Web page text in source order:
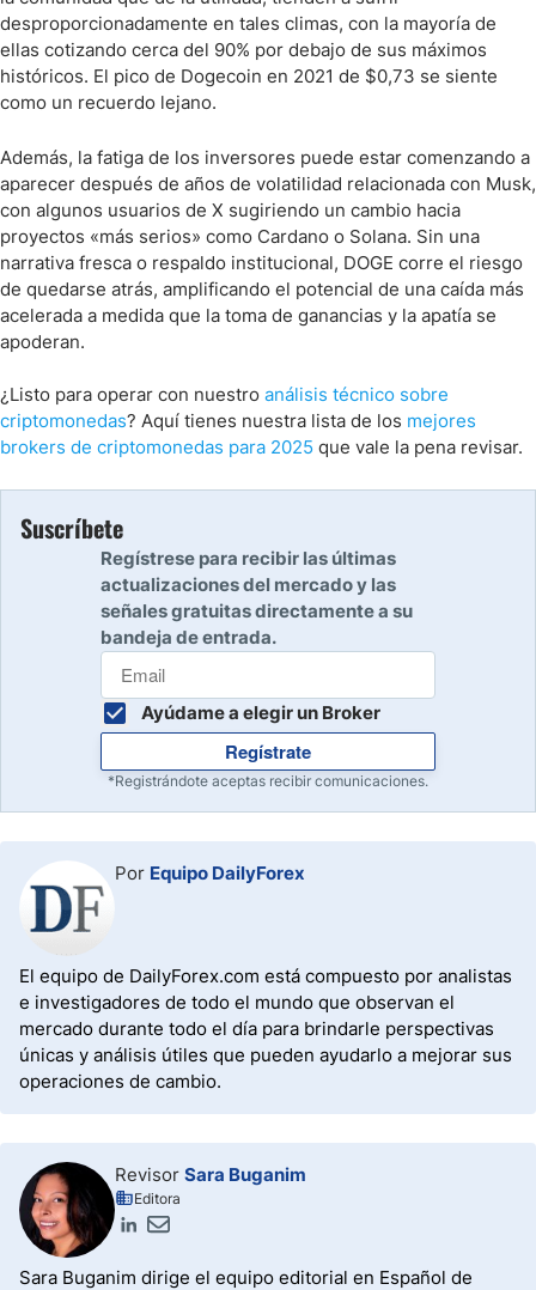
desproporcionadamente en tales climas, con la mayoría de
ellas cotizando cerca del 90% por debajo de sus máximos
históricos. El pico de Dogecoin en 2021 de $0,73 se siente
como un recuerdo lejano.
Además, la fatiga de los inversores puede estar comenzando a
aparecer después de años de volatilidad relacionada con Musk,
con algunos usuarios de X sugiriendo un cambio hacia
proyectos «más serios» como Cardano o Solana. Sin una
narrativa fresca o respaldo institucional, DOGE corre el riesgo
de quedarse atrás, amplificando el potencial de una caída más
acelerada a medida que la toma de ganancias y la apatía se
apoderan.
¿Listo para operar con nuestro análisis técnico sobre
criptomonedas? Aquí tienes nuestra lista de los mejores
brokers de criptomonedas para 2025 que vale la pena revisar.
Suscríbete
Regístrese para recibir las últimas
actualizaciones del mercado y las
señales gratuitas directamente a su
bandeja de entrada.
Ayúdame a elegir un Broker
Regístrate
*Registrándote aceptas recibir comunicaciones.
Por Equipo DailyForex
El equipo de DailyForex.com está compuesto por analistas
e investigadores de todo el mundo que observan el
mercado durante todo el día para brindarle perspectivas
únicas y análisis útiles que pueden ayudarlo a mejorar sus
operaciones de cambio.
Revisor Sara Buganim
Editora
Sara Buganim dirige el equipo editorial en Español de